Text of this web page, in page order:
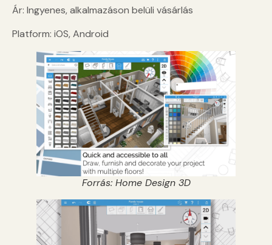
Ár: Ingyenes, alkalmazáson belüli vásárlás
Platform: iOS, Android
Forrás: Home Design 3D